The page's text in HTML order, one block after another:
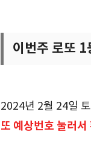
이번주 로또 1
2024년 2월 24일
또 예상번호 눌러서